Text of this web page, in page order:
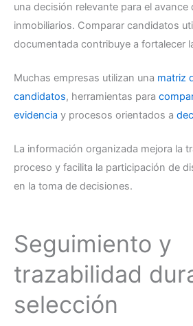
una decisión relevante para el
inmobiliarios. Comparar candidatos
documentada contribuye a fortalecer
Muchas empresas utilizan una matriz
candidatos, herramientas para
evidencia y procesos orientados a
La información organizada mejora la
proceso y facilita la participación de
en la toma de decisiones.
Seguimiento y
trazabilidad
selección